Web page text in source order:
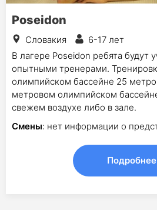
Poseidon
Словакия
6-17 лет
В лагере Poseidon ребята будут
опытными тренерами.
олимпийском бассейне 25
метровом олимпийском
свежем воздухе либо в зале.
Смены: нет информации о
Подробнее